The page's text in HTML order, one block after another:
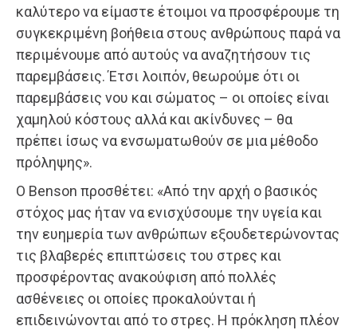
καλύτερο να είμαστε έτοιμοι να προσφέρουμε τη
συγκεκριμένη βοήθεια στους ανθρώπους παρά να
περιμένουμε από αυτούς να αναζητήσουν τις
παρεμβάσεις. Έτσι λοιπόν, θεωρούμε ότι οι
παρεμβάσεις νου και σώματος – οι οποίες είναι
χαμηλού κόστους αλλά και ακίνδυνες – θα
πρέπει ίσως να ενσωματωθούν σε μια μέθοδο
πρόληψης».
Ο Benson προσθέτει: «Από την αρχή ο βασικός
στόχος μας ήταν να ενισχύσουμε την υγεία και
την ευημερία των ανθρώπων εξουδετερώνοντας
τις βλαβερές επιπτώσεις του στρες και
προσφέροντας ανακούφιση από πολλές
ασθένειες οι οποίες προκαλούνται ή
επιδεινώνονται από το στρες. Η πρόκληση πλέον